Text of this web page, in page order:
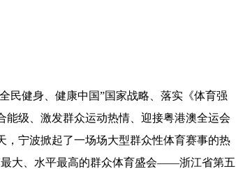
民健身、健康中国”国家战略、落实《体育强
能级、激发群众运动热情、迎接粤港澳全运会
宁波掀起了一场场大型群众性体育赛事的热
大、水平最高的群众体育盛会——浙江省第五